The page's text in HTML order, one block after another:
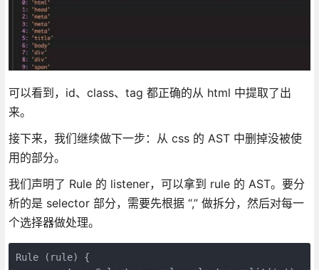
可以看到，id、class、tag 都正确的从 html 中提取了出
来。
接下来，我们继续做下一步：从 css 的 AST 中删掉没被使
用的部分。
我们声明了 Rule 的 listener，可以拿到 rule 的 AST。要分
析的是 selector 部分，需要先根据 “,” 做拆分，然后对每一
个选择器做处理。
Rule (rule) {